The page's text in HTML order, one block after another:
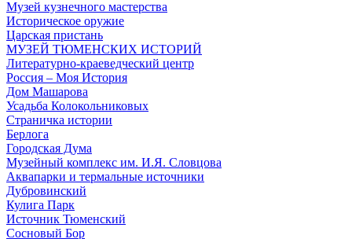
Музей кузнечного мастерства
Историческое оружие
Царская пристань
МУЗЕЙ ТЮМЕНСКИХ ИСТОРИЙ
Литературно-краеведческий центр
Россия – Моя История
Дом Машарова
Усадьба Колокольниковых
Страничка истории
Берлога
Городская Дума
Музейный комплекс им. И.Я. Словцова
Аквапарки и термальные источники
Дубровинский
Кулига Парк
Источник Тюменский
Сосновый Бор